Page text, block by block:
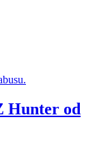
Hunter od